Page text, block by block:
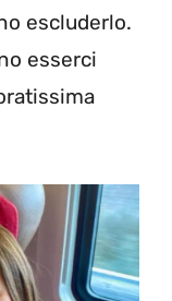
escluderlo.
esserci